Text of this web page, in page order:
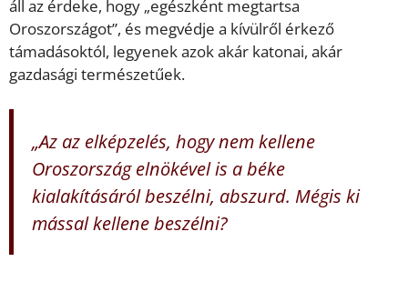
áll az érdeke, hogy „egészként megtartsa
Oroszországot”, és megvédje a kívülről érkező
támadásoktól, legyenek azok akár katonai, akár
gazdasági természetűek.
„Az az elképzelés, hogy nem kellene
Oroszország elnökével is a béke
kialakításáról beszélni, abszurd. Mégis ki
mással kellene beszélni?